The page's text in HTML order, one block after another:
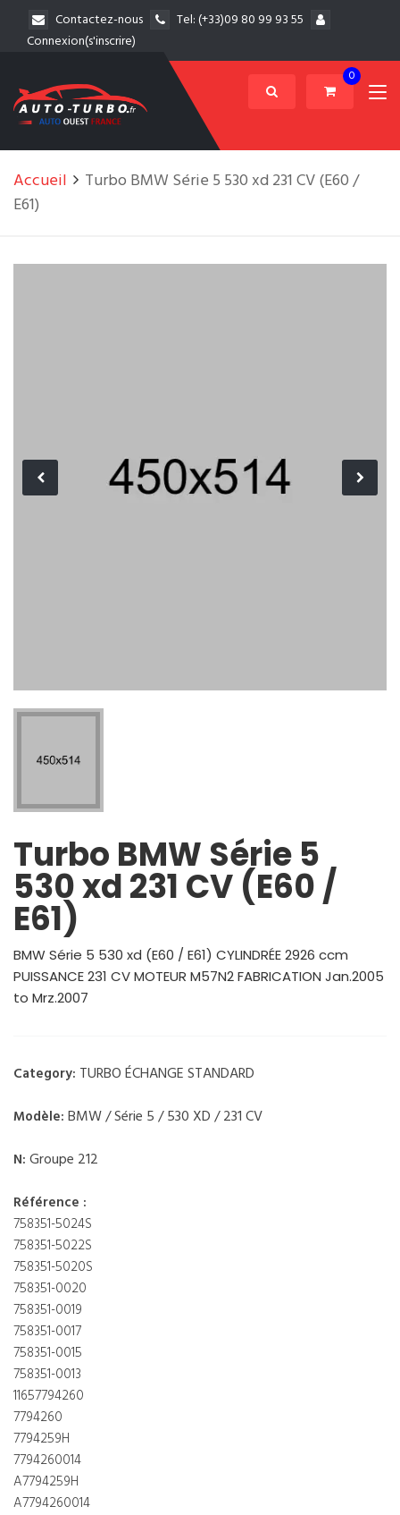
Contactez-nous Tel:(+33)09 80 99 93 55
Connexion(s'inscrire)
0
Accueil
Turbo BMW Série 5 530 xd 231 CV (E60 /
E61)
Turbo BMW Série 5
530 xd 231 CV (E60 /
E61)
BMW Série 5 530 xd (E60 / E61) CYLINDRÉE 2926 ccm
PUISSANCE 231 CV MOTEUR M57N2 FABRICATION Jan.2005
to Mrz.2007
Category: TURBO ÉCHANGE STANDARD
Modèle: BMW / Série 5 / 530 XD / 231 CV
N: Groupe 212
Référence :
758351-5024S
758351-5022S
758351-5020S
758351-0020
758351-0019
758351-0017
758351-0015
758351-0013
11657794260
7794260
7794259H
7794260014
A7794259H
A7794260014